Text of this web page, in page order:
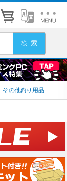
その他釣り用品